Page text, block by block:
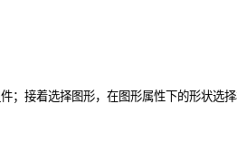
；接着选择图形，在图形属性下的形状选